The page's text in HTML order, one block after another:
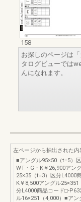
158
お探しのページは
タログビューでは
んになれます。
左ページから抽出された内
■アングル95×50（t=5）
WT・G・K￥26,900アン
25×35（t=3）区分L4000
K￥8,500アングル
分L4000商品コード□-
ル16×251（4,000）■ア